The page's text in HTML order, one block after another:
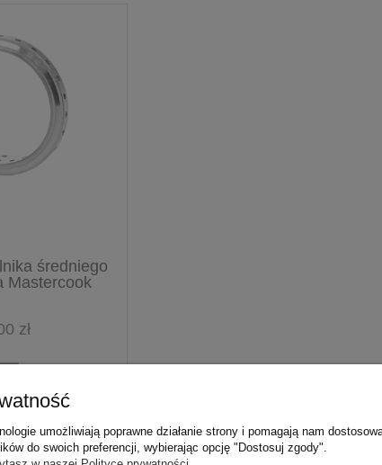
średniego
Mastercook
zł
umożliwiają poprawne działanie strony i pomagają nam
do swoich preferencji, wybierając opcję "Dostosuj zgody".